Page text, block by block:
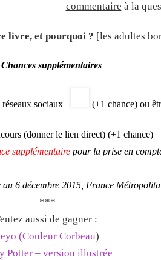
commentaire à la
livre, et pourquoi ? [les adultes
supplémentaires
sociaux (+1 chance) ou
(donner le lien direct) (+1 chance)
supplémentaire pour la prise en
6 décembre 2015, France
***
aussi de gagner :
(Couleur Corbeau)
Potter – version illustrée